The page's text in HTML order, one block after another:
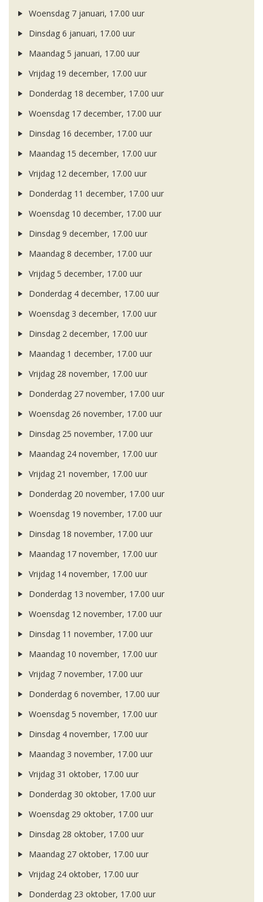
Woensdag 7 januari, 17.00 uur
Dinsdag 6 januari, 17.00 uur
Maandag 5 januari, 17.00 uur
Vrijdag 19 december, 17.00 uur
Donderdag 18 december, 17.00 uur
Woensdag 17 december, 17.00 uur
Dinsdag 16 december, 17.00 uur
Maandag 15 december, 17.00 uur
Vrijdag 12 december, 17.00 uur
Donderdag 11 december, 17.00 uur
Woensdag 10 december, 17.00 uur
Dinsdag 9 december, 17.00 uur
Maandag 8 december, 17.00 uur
Vrijdag 5 december, 17.00 uur
Donderdag 4 december, 17.00 uur
Woensdag 3 december, 17.00 uur
Dinsdag 2 december, 17.00 uur
Maandag 1 december, 17.00 uur
Vrijdag 28 november, 17.00 uur
Donderdag 27 november, 17.00 uur
Woensdag 26 november, 17.00 uur
Dinsdag 25 november, 17.00 uur
Maandag 24 november, 17.00 uur
Vrijdag 21 november, 17.00 uur
Donderdag 20 november, 17.00 uur
Woensdag 19 november, 17.00 uur
Dinsdag 18 november, 17.00 uur
Maandag 17 november, 17.00 uur
Vrijdag 14 november, 17.00 uur
Donderdag 13 november, 17.00 uur
Woensdag 12 november, 17.00 uur
Dinsdag 11 november, 17.00 uur
Maandag 10 november, 17.00 uur
Vrijdag 7 november, 17.00 uur
Donderdag 6 november, 17.00 uur
Woensdag 5 november, 17.00 uur
Dinsdag 4 november, 17.00 uur
Maandag 3 november, 17.00 uur
Vrijdag 31 oktober, 17.00 uur
Donderdag 30 oktober, 17.00 uur
Woensdag 29 oktober, 17.00 uur
Dinsdag 28 oktober, 17.00 uur
Maandag 27 oktober, 17.00 uur
Vrijdag 24 oktober, 17.00 uur
Donderdag 23 oktober, 17.00 uur